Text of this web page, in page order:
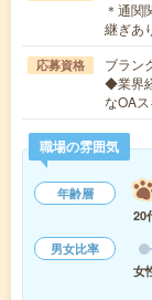
＊通関
継ぎあ
応募資格
ブラン
◆業界
なOA
職場の雰囲気
年齢層
20
男女比率
女